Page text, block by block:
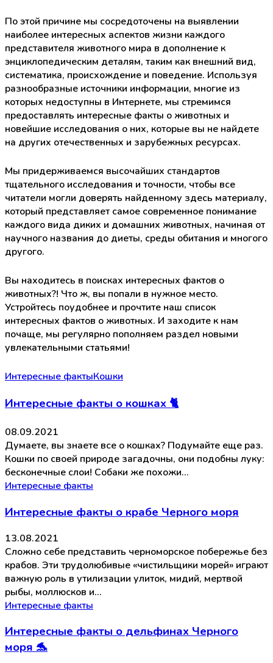
По этой причине мы сосредоточены на выявлении
наиболее интересных аспектов жизни каждого
представителя животного мира в дополнение к
энциклопедическим деталям, таким как внешний вид,
систематика, происхождение и поведение. Используя
разнообразные источники информации, многие из
которых недоступны в Интернете, мы стремимся
предоставлять интересные факты о животных и
новейшие исследования о них, которые вы не найдете
на других отечественных и зарубежных ресурсах.
Мы придерживаемся высочайших стандартов
тщательного исследования и точности, чтобы все
читатели могли доверять найденному здесь материалу,
который представляет самое современное понимание
каждого вида диких и домашних животных, начиная от
научного названия до диеты, среды обитания и многого
другого.
Вы находитесь в поисках интересных фактов о
животных?! Что ж, вы попали в нужное место.
Устройтесь поудобнее и прочтите наш список
интересных фактов о животных. И заходите к нам
почаще, мы регулярно пополняем раздел новыми
увлекательными статьями!
Интересные фактыКошки
Интересные факты о кошках 🐈
08.09.2021
Думаете, вы знаете все о кошках? Подумайте еще раз.
Кошки по своей природе загадочны, они подобны луку:
бесконечные слои! Собаки же похожи…
Интересные факты
Интересные факты о крабе Черного моря
13.08.2021
Сложно себе представить черноморское побережье без
крабов. Эти трудолюбивые «чистильщики морей» играют
важную роль в утилизации улиток, мидий, мертвой
рыбы, моллюсков и…
Интересные факты
Интересные факты о дельфинах Черного
моря 🐬